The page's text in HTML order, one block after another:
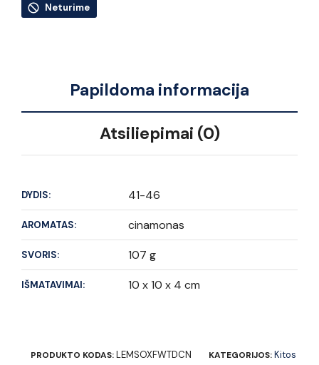
Neturime
Papildoma informacija
Atsiliepimai (0)
DYDIS: 41-46
AROMATAS: cinamonas
SVORIS: 107 g
IŠMATAVIMAI: 10 x 10 x 4 cm
PRODUKTO KODAS:LEMSOXFWTDCN KATEGORIJOS:Kitos